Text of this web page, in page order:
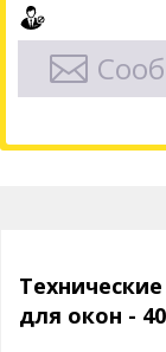
для окон -